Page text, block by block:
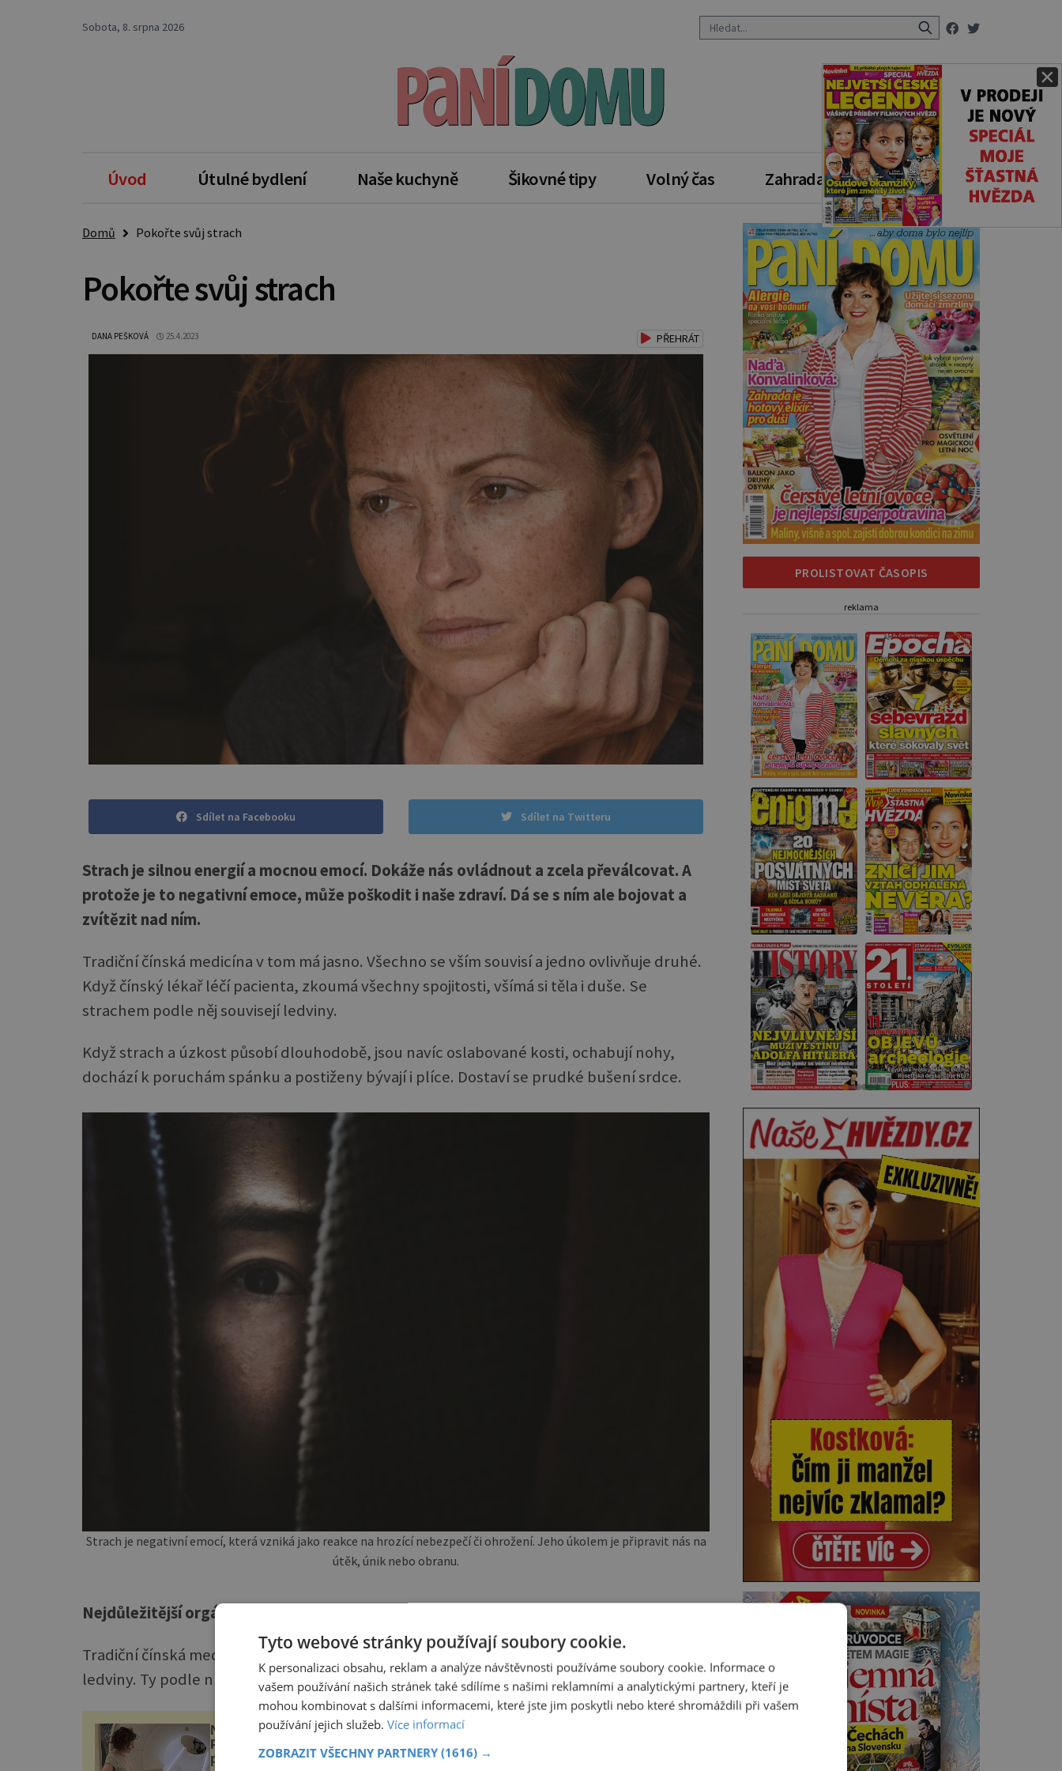
×
Sobota, 8. srpna 2026
Úvod Útulné bydlení Naše kuchyně Šikovné tipy Volný čas Zahrada Zdravý styl
Domů Pokořte svůj strach
Pokořte svůj strach
DANA PEŠKOVÁ 25.4.2023 PŘEHRÁT
Sdílet na Facebooku Sdílet na Twitteru
Strach je silnou energií a mocnou emocí. Dokáže nás ovládnout a zcela převálcovat. A
protože je to negativní emoce, může poškodit i naše zdraví. Dá se s ním ale bojovat a
zvítězit nad ním.
Tradiční čínská medicína v tom má jasno. Všechno se vším souvisí a jedno ovlivňuje druhé.
Když čínský lékař léčí pacienta, zkoumá všechny spojitosti, všímá si těla i duše. Se
strachem podle něj souvisejí ledviny.
Když strach a úzkost působí dlouhodobě, jsou navíc oslabované kosti, ochabují nohy,
dochází k poruchám spánku a postiženy bývají i plíce. Dostaví se prudké bušení srdce.
Strach je negativní emocí, která vzniká jako reakce na hrozící nebezpečí či ohrožení. Jeho úkolem je připravit nás na
útěk, únik nebo obranu.
Nejdůležitější orgány v těle
Tradiční čínská medicína považuje za nejdůležitější orgány těla játra, srdce, slezinu, plíce a
ledviny. Ty podle ní řídí chod celého organismu jak po stránce fyzické, tak i psychické.
Neinvazivní léčba nejen
Parkinsonovy choroby
pomocí ultrazvukové
PROLISTOVAT ČASOPIS
reklama
Tyto webové stránky používají soubory cookie.
K personalizaci obsahu, reklam a analýze návštěvnosti používáme soubory cookie. Informace o
vašem používání našich stránek také sdílíme s našimi reklamními a analytickými partnery, kteří je
mohou kombinovat s dalšími informacemi, které jste jim poskytli nebo které shromáždili při vašem
používání jejich služeb. Více informací
ZOBRAZIT VŠECHNY PARTNERY (1616) →